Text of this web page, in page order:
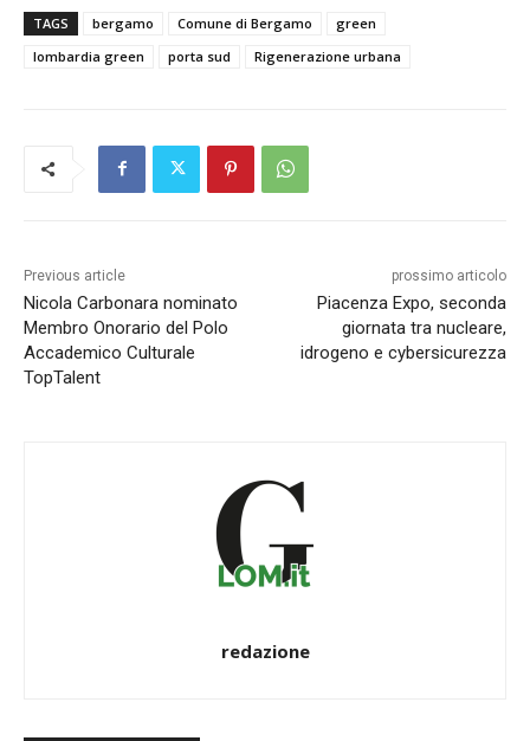
TAGS bergamo Comune di Bergamo
green
lombardia green
porta sud Rigenerazione urbana
Previous article
Nicola Carbonara nominato
Membro Onorario del Polo
Accademico Culturale
TopTalent
prossimo articolo
Piacenza Expo, seconda
giornata tra nucleare,
idrogeno e cybersicurezza
redazione